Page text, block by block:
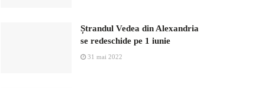
Ștrandul Vedea din Alexandria
se redeschide pe 1 iunie
31 mai 2022